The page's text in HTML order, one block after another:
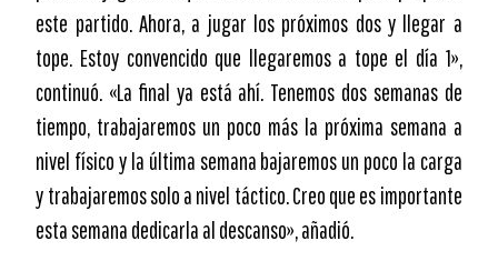
este partido. Ahora, a jugar los próximos dos y llegar a
tope. Estoy convencido que llegaremos a tope el día 1»,
continuó. «La final ya está ahí. Tenemos dos semanas de
tiempo, trabajaremos un poco más la próxima semana a
nivel físico y la última semana bajaremos un poco la carga
y trabajaremos solo a nivel táctico. Creo que es importante
esta semana dedicarla al descanso», añadió.